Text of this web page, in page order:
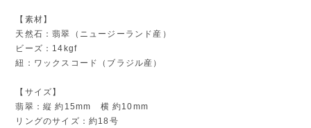
【素材】
天然石：翡翠（ニュージーランド産）
ビーズ：14kgf
紐：ワックスコード（ブラジル産）
【サイズ】
翡翠：縦 約15mm 横 約10mm
リングのサイズ：約18号